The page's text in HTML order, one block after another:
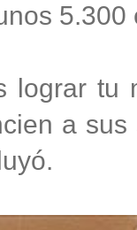
lograr tu
a